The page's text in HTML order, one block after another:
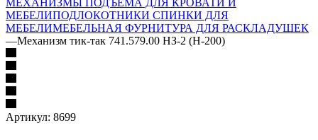
МЕБЕЛИПОДЛОКОТНИКИ СПИНКИ ДЛЯ
МЕБЕЛИМЕБЕЛЬНАЯ ФУРНИТУРА ДЛЯ РАСКЛАДУШЕК
—Механизм тик-так 741.579.00 НЗ-2 (Н-200)
Артикул: 8699